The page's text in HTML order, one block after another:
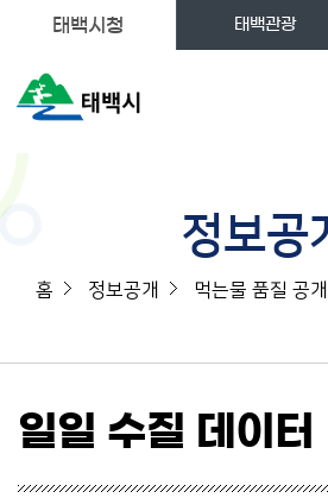
태백시청 태백관광
정보공
홈 정보공개 먹는물 품질 공개
일일 수질 데이터